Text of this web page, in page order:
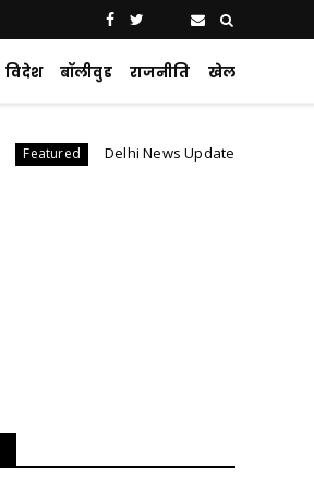
विदेश बॉलीवुड राजनीति खेल
Delhi News Update : 24 घंटे में 1,600 से ज्यादा